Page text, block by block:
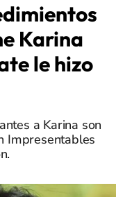
Karina
le hizo
a Karina son
Impresentables